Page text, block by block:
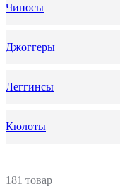
Чиносы
Джоггеры
Леггинсы
Кюлоты
181 товар